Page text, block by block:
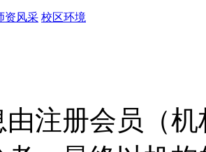
资风采 校区环境
注册会员（